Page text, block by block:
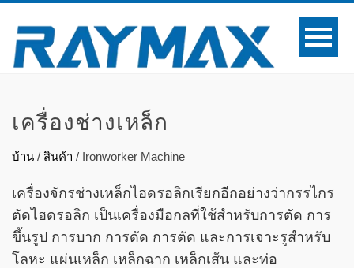
เครื่องช่างเหล็ก
บ้าน / สินค้า / Ironworker Machine
เครื่องจักรช่างเหล็กไฮดรอลิกเรียกอีกอย่างว่ากรรไกร
ตัดไฮดรอลิก เป็นเครื่องมือกลที่ใช้สำหรับการตัด การ
ขึ้นรูป การบาก การดัด การตัด และการเจาะรูสำหรับ
โลหะ แผ่นเหล็ก เหล็กฉาก เหล็กเส้น และท่อ